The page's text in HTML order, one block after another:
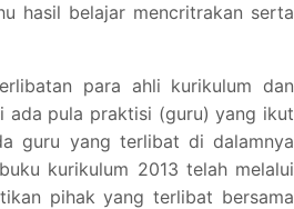
hasil belajar mencritrakan serta
para ahli kurikulum dan
ada pula praktisi (guru) yang ikut
guru yang terlibat di dalamnya
kurikulum 2013 telah melalui
pihak yang terlibat bersama